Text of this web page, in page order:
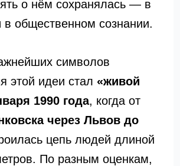
о нём сохранялась — в
в общественном сознании.
символов
этой идеи стал «живой
1990 года, когда от
через Львов до
цепь людей длиной
По разным оценкам,